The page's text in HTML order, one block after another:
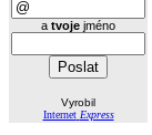
a tvoje jméno
Vyrobil
Internet Express